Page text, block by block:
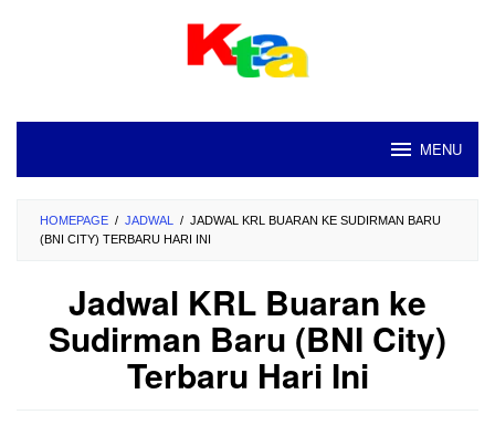
MENU
HOMEPAGE / JADWAL / JADWAL KRL BUARAN KE SUDIRMAN BARU
(BNI CITY) TERBARU HARI INI
Jadwal KRL Buaran ke
Sudirman Baru (BNI City)
Terbaru Hari Ini